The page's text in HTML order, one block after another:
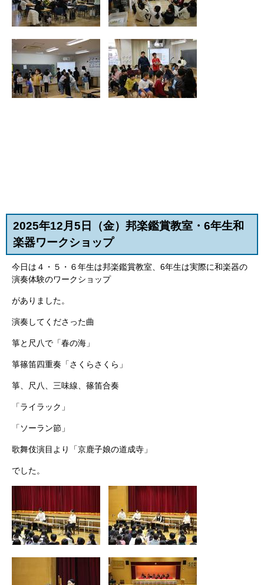
2025年12月5 日（金）邦楽鑑賞教室・6年生和
楽器ワークショップ
今日は４・５・６年生は邦楽鑑賞教室、6年生は実際に和楽器の
演奏体験のワークショップ
がありました。
演奏してくださった曲
箏と尺八で「春の海」
箏篠笛四重奏「さくらさくら」
箏、尺八、三味線、篠笛合奏
「ライラック」
「ソーラン節」
歌舞伎演目より「京鹿子娘の道成寺」
でした。